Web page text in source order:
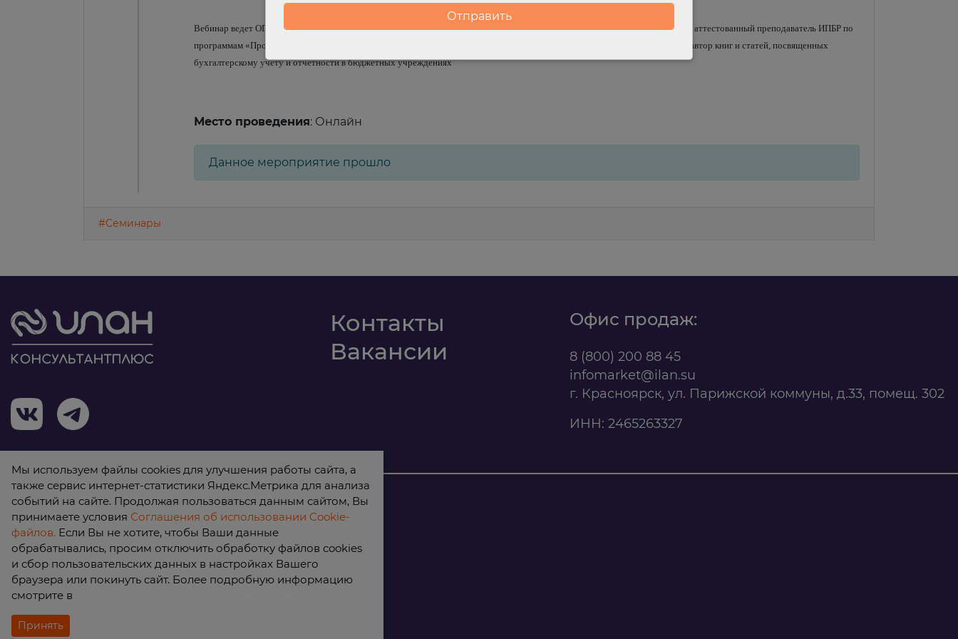
Вебинар ведет ОПАЛЬСКИЙ Александр Юрьевич – заместитель председателя комитета ИПБ России по бюджетному учету, аттестованный преподаватель ИПБР по
программам «Профессиональный бухгалтер бюджетных учреждений», «Бухгалтерский учет в бюджетных учреждениях», автор книг и статей, посвященных
бухгалтерскому учету и отчетности в бюджетных учреждениях
Место проведения: Онлайн
Данное мероприятие прошло
#Семинары
Контакты
Вакансии
Офис продаж:
8 (800) 200 88 45
infomarket@ilan.su
г. Красноярск, ул. Парижской коммуны, д.33, помещ. 302
ИНН: 2465263327
© 2026 ООО «КонсультантПлюс Илан»
Политика обработки персональных данных
Соглашение об использовании Cookie-файлов
Результаты СОУТ ООО «КонсультантПлюс Илан»
Мы используем файлы cookies для улучшения работы сайта, а
также сервис интернет-статистики Яндекс.Метрика для анализа
событий на сайте. Продолжая пользоваться данным сайтом, Вы
принимаете условия Соглашения об использовании Cookie-
файлов. Если Вы не хотите, чтобы Ваши данные
обрабатывались, просим отключить обработку файлов cookies
и сбор пользовательских данных в настройках Вашего
браузера или покинуть сайт. Более подробную информацию
смотрите в
Принять